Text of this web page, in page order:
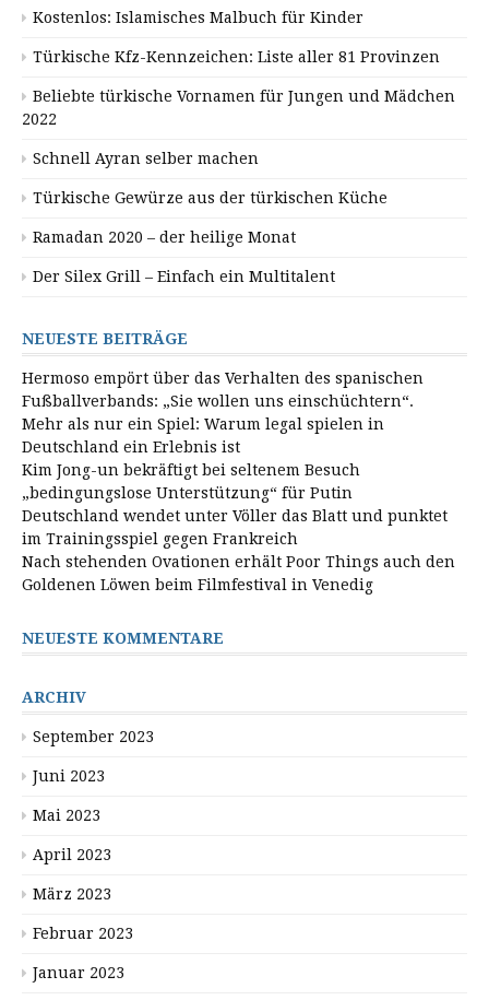
Kostenlos: Islamisches Malbuch für Kinder
Türkische Kfz-Kennzeichen: Liste aller 81 Provinzen
Beliebte türkische Vornamen für Jungen und Mädchen
2022
Schnell Ayran selber machen
Türkische Gewürze aus der türkischen Küche
Ramadan 2020 – der heilige Monat
Der Silex Grill – Einfach ein Multitalent
NEUESTE BEITRÄGE
Hermoso empört über das Verhalten des spanischen
Fußballverbands: „Sie wollen uns einschüchtern“.
Mehr als nur ein Spiel: Warum legal spielen in
Deutschland ein Erlebnis ist
Kim Jong-un bekräftigt bei seltenem Besuch
„bedingungslose Unterstützung“ für Putin
Deutschland wendet unter Völler das Blatt und punktet
im Trainingsspiel gegen Frankreich
Nach stehenden Ovationen erhält Poor Things auch den
Goldenen Löwen beim Filmfestival in Venedig
NEUESTE KOMMENTARE
ARCHIV
September 2023
Juni 2023
Mai 2023
April 2023
März 2023
Februar 2023
Januar 2023